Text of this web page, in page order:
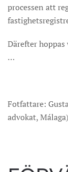
processen att
Därefter
…
Fotfattare:
advokat, Málaga)